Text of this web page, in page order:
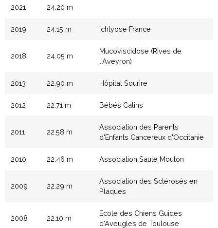
2021 24.20 m
2019 24.15 m Ichtyose France
2018 24.05 m
Mucoviscidose (Rives de
l'Aveyron)
2013 22.90 m Hôpital Sourire
2012 22.71 m Bébés Calins
2011 22.58 m
Association des Parents
d'Enfants Cancereux d'Occitanie
2010 22.46 m Association Saute Mouton
2009 22.29 m
Association des Sclérosés en
Plaques
2008 22.10 m
Ecole des Chiens Guides
d’Aveugles de Toulouse